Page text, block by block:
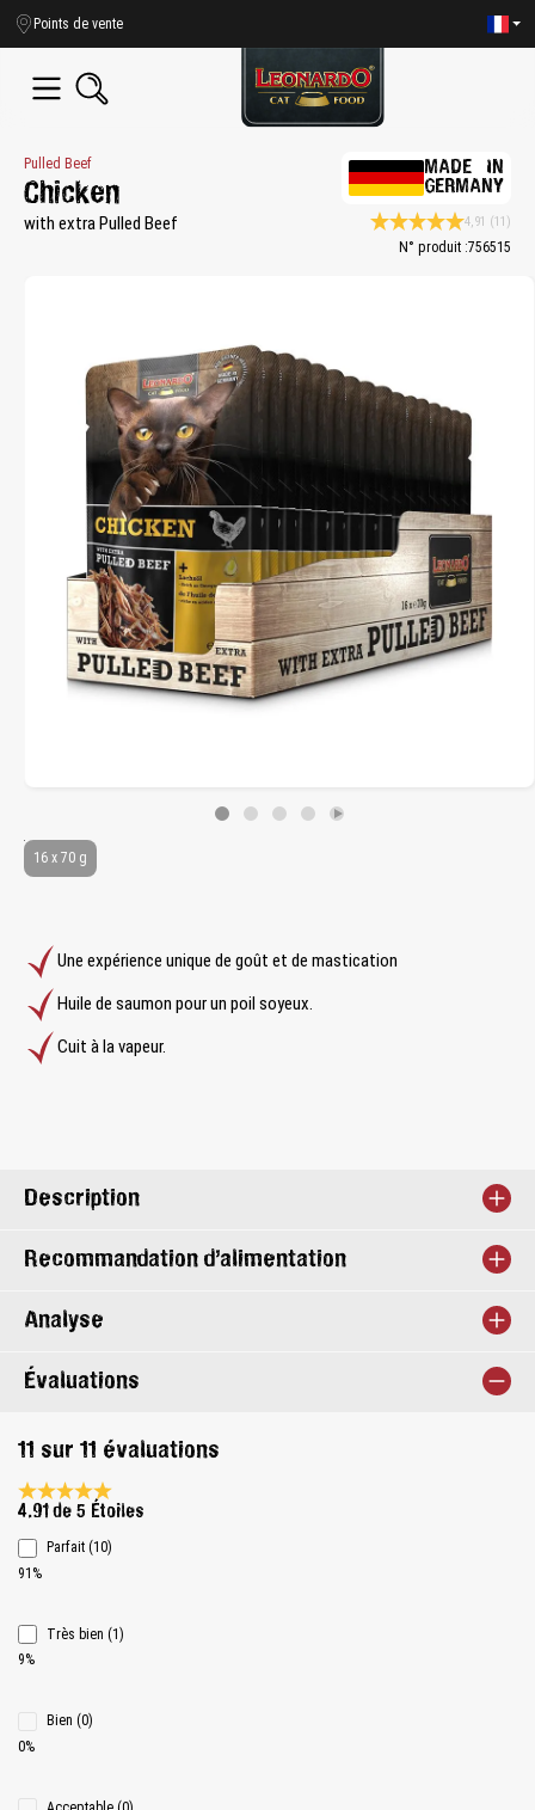
principal
Points de vente
Pulled Beef
Chicken
with extra Pulled Beef
MADE IN
GERMANY
Note moyenne de 4.9
4,91 (11)
N° produit :756515
Une expérience unique de goût et de mastication
Huile de saumon pour un poil soyeux.
Cuit à la vapeur.
16 x 70 g
Description
Recommandation d’alimentation
Analyse
Évaluations
11 sur 11 évaluations
Note moyenne de 4.9 sur 5 étoiles
4.91 de 5 Étoiles
Parfait (10)
91%
Très bien (1)
9%
Bien (0)
0%